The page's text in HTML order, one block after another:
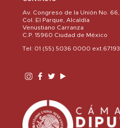
Av. Congreso de la Unión No. 66,
Col. El Parque, Alcaldía
Venustiano Carranza
C.P. 15960 Ciudad de México
Tel: 01 (55) 5036 0000 ext.67193